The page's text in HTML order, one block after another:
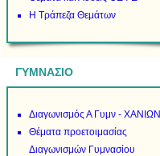
Η Τράπεζα Θεμάτων
ΓΥΜΝΑΣΙΟ
Διαγωνισμός Α Γυμν - ΧΑΝΙΩΝ
Θέματα προετοιμασίας
Διαγωνισμών Γυμνασίου